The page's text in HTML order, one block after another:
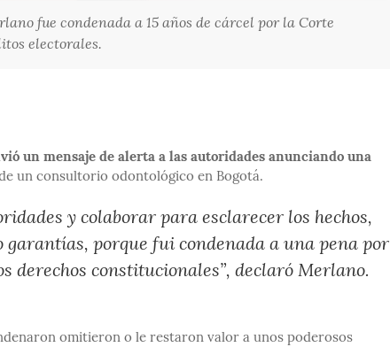
fue condenada a 15 años de cárcel por la Corte
electorales.
un mensaje de alerta a las autoridades anunciando una
un consultorio odontológico en Bogotá.
y colaborar para esclarecer los hechos,
porque fui condenada a una pena por
derechos constitucionales”, declaró Merlano.
omitieron o le restaron valor a unos poderosos